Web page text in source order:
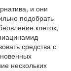
и они
подобрать
клеток,
средства с
нескольких